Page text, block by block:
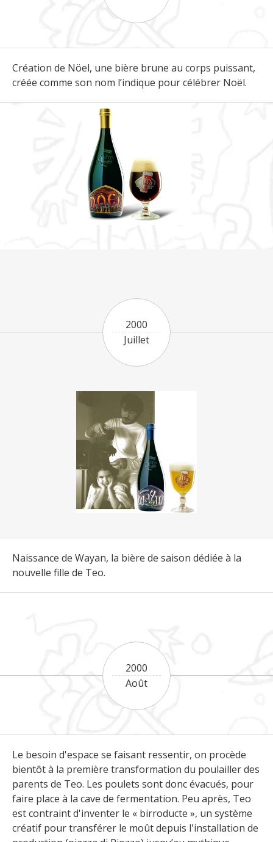
Création de Nöel, une bière brune au corps puissant,
créée comme son nom l’indique pour célébrer Noël.
Naissance de Wayan, la bière de saison dédiée à la
nouvelle fille de Teo.
2000
Juillet
2000
Août
Le besoin d'espace se faisant ressentir, on procède
bientôt à la première transformation du poulailler des
parents de Teo. Les poulets sont donc évacués, pour
faire place à la cave de fermentation. Peu après, Teo
est contraint d'inventer le « birroducte », un système
créatif pour transférer le moût depuis l'installation de